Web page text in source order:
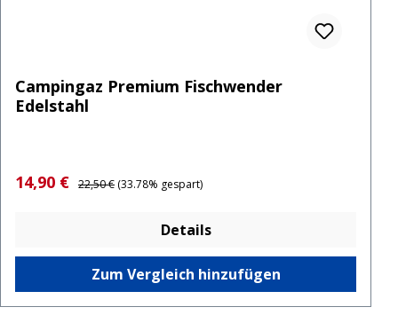
Campingaz Premium Fischwender
Edelstahl
Verkaufspreis:
14,90 € Regulärer Preis:
22,50 € (33.78% gespart)
Details
Zum Vergleich hinzufügen